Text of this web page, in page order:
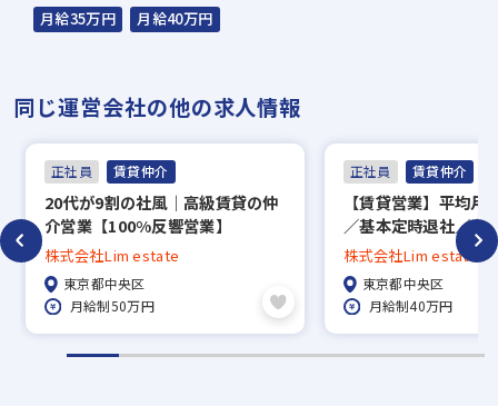
月給35万円
月給40万円
同じ運営会社の他の求人情報
正社員 賃貸仲介
20代が9割の社風｜高級賃貸の仲
介営業【100%反響営業】
株式会社Lim estate
東京都中央区
月給制50万円
正社員 賃貸仲介
【賃貸営業】平均月
／基本定時退社／完
株式会社Lim estate
東京都中央区
月給制40万円